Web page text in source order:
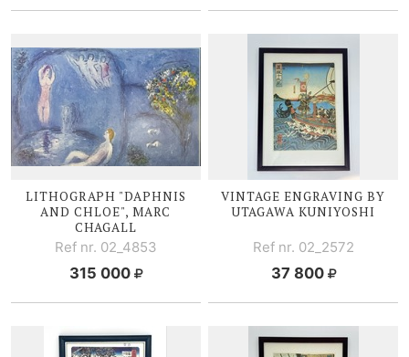
LITHOGRAPH "DAPHNIS
AND CHLOE", MARC
CHAGALL
Ref nr. 02_4853
315 000
VINTAGE ENGRAVING BY
UTAGAWA KUNIYOSHI
Ref nr. 02_2572
37 800